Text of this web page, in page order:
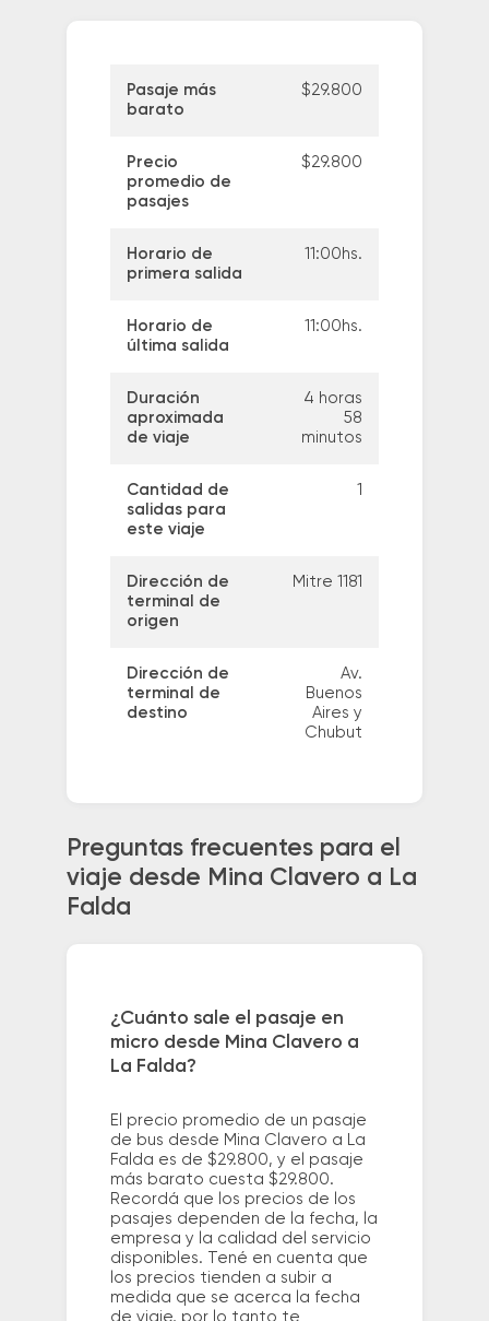
Pasaje más
barato
$29.800
Precio
promedio de
pasajes
$29.800
Horario de
primera salida
11:00hs.
Horario de
última salida
11:00hs.
Duración
aproximada
de viaje
4 horas
58
minutos
Cantidad de
salidas para
este viaje
1
Dirección de
terminal de
origen
Mitre 1181
Dirección de
terminal de
destino
Av.
Buenos
Aires y
Chubut
Preguntas frecuentes para el
viaje desde Mina Clavero a La
Falda
¿Cuánto sale el pasaje en
micro desde Mina Clavero a
La Falda?
El precio promedio de un pasaje
de bus desde Mina Clavero a La
Falda es de $29.800, y el pasaje
más barato cuesta $29.800.
Recordá que los precios de los
pasajes dependen de la fecha, la
empresa y la calidad del servicio
disponibles. Tené en cuenta que
los precios tienden a subir a
medida que se acerca la fecha
de viaje, por lo tanto te